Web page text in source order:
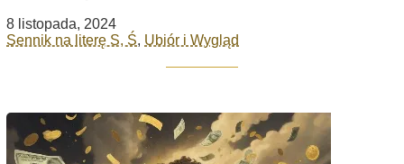
8 listopada, 2024
Sennik na literę S, Ś, Ubiór i Wygląd